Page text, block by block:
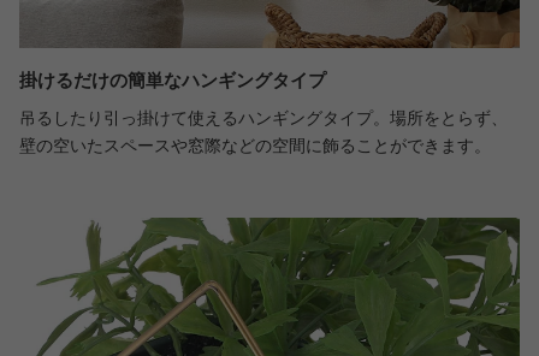
掛けるだけの簡単なハンギングタイプ
吊るしたり引っ掛けて使えるハンギングタイプ。場所をとらず、
壁の空いたスペースや窓際などの空間に飾ることができます。